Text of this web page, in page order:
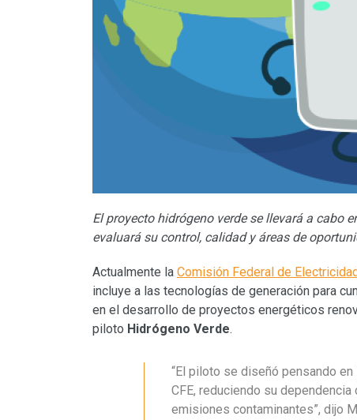
El proyecto hidrógeno verde se llevará a cabo
evaluará su control, calidad y áreas de
Actualmente la Comisión Federal de Electricidad
incluye a las tecnologías de generación para
en el desarrollo de proyectos energéticos
piloto Hidrógeno Verde.
“El piloto se diseñó pensando
CFE, reduciendo su
emisiones contaminantes”, dijo